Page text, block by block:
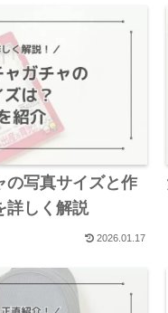
の写真サイズと作
詳しく解説
2026.01.17